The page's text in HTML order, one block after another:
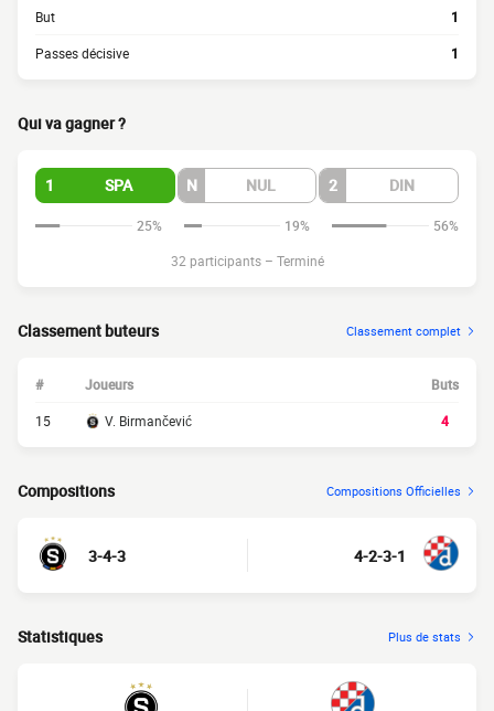
But 1
Passes décisive 1
Qui va gagner ?
1 SPA N NUL 2 DIN
25% 19%
56%
32 participants – Terminé
Classement buteurs Classement complet
# Joueurs Buts
15 V. Birmančević 4
Compositions Compositions Officielles
3-4-3 4-2-3-1
Statistiques Plus de stats